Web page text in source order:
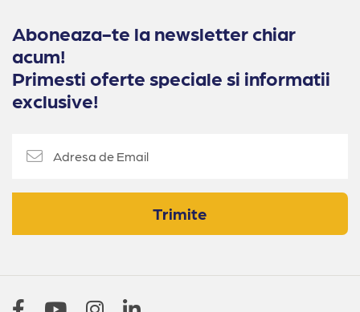
Aboneaza-te la newsletter chiar
acum!
Primesti oferte speciale si informatii
exclusive!
Trimite